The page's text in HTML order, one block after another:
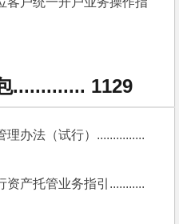
............. 1129
办法（试行）...............
产托管业务指引...........